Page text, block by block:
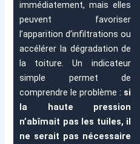
immédiatement, mais elles
peuvent favoriser
l’apparition d’infiltrations ou
accélérer la dégradation de
la toiture.Un indicateur
simple permet de
comprendre le problème : si
la haute pression
n’abîmait pas les tuiles, il
ne serait pas nécessaire